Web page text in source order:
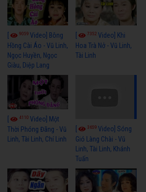
9059 Video] Bông
Hồng Cài Áo - Vũ Linh,
Ngọc Huyền, Ngọc
Giàu, Diệp Lang
7352Video] Khi
Hoa Trà Nở - Vũ Linh,
Tài Linh
4110 Video] Một
Thời Phóng Đãng - Vũ
Linh, Tài Linh, Chí Linh
3659Video] Sóng
Gió Làng Chài - Vũ
Linh, Tài Linh, Khánh
Tuấn